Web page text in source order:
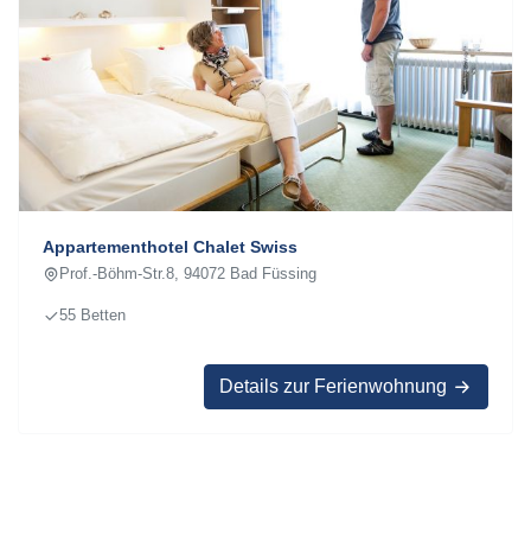
Appartementhotel Chalet Swiss
Prof.-Böhm-Str.8, 94072 Bad Füssing
55 Betten
Details zur Ferienwohnung